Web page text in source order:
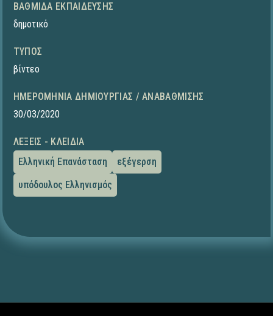
ΒΑΘΜΊΔΑ ΕΚΠΑΊΔΕΥΣΗΣ
δημοτικό
ΤΎΠΟΣ
βίντεο
ΗΜΕΡΟΜΗΝΊΑ ΔΗΜΙΟΥΡΓΊΑΣ / ΑΝΑΒΆΘΜΙΣΗΣ
30/03/2020
ΛΈΞΕΙΣ - ΚΛΕΙΔΙΆ
Ελληνική Επανάσταση
εξέγερση
υπόδουλος Ελληνισμός